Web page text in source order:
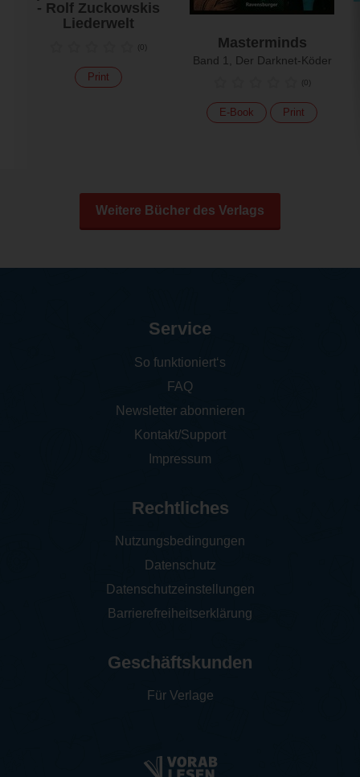
- Rolf Zuckowskis
Liederwelt
(0)
Print
Masterminds
Band 1, Der Darknet-Köder
(0)
E-Book Print
Weitere Bücher des Verlags
Service
So funktioniert‘s
FAQ
Newsletter abonnieren
Kontakt/Support
Impressum
Rechtliches
Nutzungsbedingungen
Datenschutz
Datenschutzeinstellungen
Barrierefreiheitserklärung
Geschäftskunden
Für Verlage